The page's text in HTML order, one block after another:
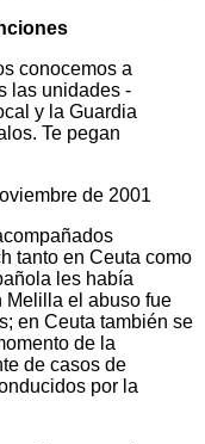
conocemos a
las unidades -
y la Guardia
Te pegan
de 2001
tanto en Ceuta como
les había
Melilla el abuso fue
en Ceuta también se
de la
de casos de
por la